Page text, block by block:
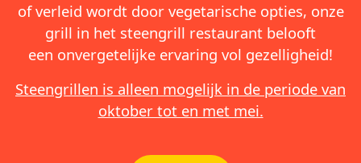
of verleid wordt door vegetarische opties, onze
grill in het steengrill restaurant belooft
een onvergetelijke ervaring vol gezelligheid!
Steengrillen is alleen mogelijk in de periode van
oktober tot en met mei.